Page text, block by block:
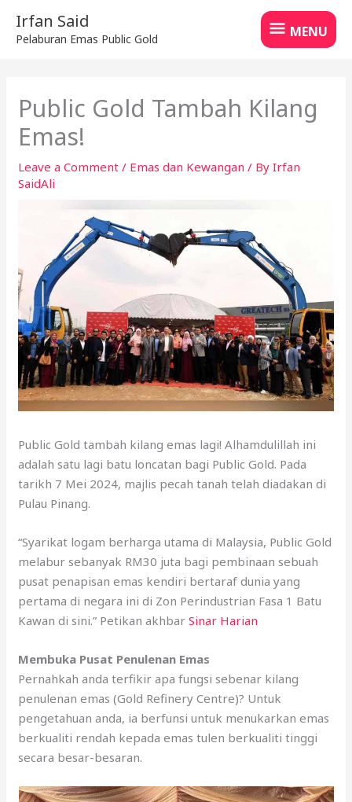
content
Irfan Said
Pelaburan Emas Public Gold
MENU
MENU
Public Gold Tambah Kilang
Emas!
Leave a Comment / Emas dan Kewangan / ByIrfan
SaidAli
Public Gold tambah kilang emas lagi! Alhamdulillah ini
adalah satu lagi batu loncatan bagi Public Gold. Pada
tarikh 7 Mei 2024, majlis pecah tanah telah diadakan di
Pulau Pinang.
“Syarikat logam berharga utama di Malaysia, Public Gold
melabur sebanyak RM30 juta bagi pembinaan sebuah
pusat penapisan emas kendiri bertaraf dunia yang
pertama di negara ini di Zon Perindustrian Fasa 1 Batu
Kawan di sini.” Petikan akhbarSinar Harian
Membuka Pusat Penulenan Emas
Pernahkah anda terfikir apa fungsi sebenar kilang
penulenan emas (Gold Refinery Centre)? Untuk
pengetahuan anda, ia berfunsi untuk menukarkan emas
berkualiti rendah kepada emas tulen berkualiti tinggi
secara besar-besaran.